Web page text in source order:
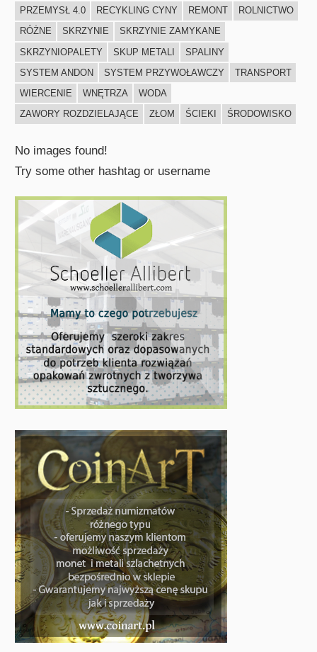
PRZEMYSŁ 4.0
RECYKLING CYNY REMONT
ROLNICTWO
RÓŻNE
SKRZYNIE
SKRZYNIE ZAMYKANE
SKRZYNIOPALETY
SKUP METALI
SPALINY
SYSTEM ANDON
SYSTEM PRZYWOŁAWCZY
TRANSPORT
WIERCENIE
WNĘTRZA
WODA
ZAWORY ROZDZIELAJĄCE
ZŁOM ŚCIEKI ŚRODOWISKO
No images found!
Try some other hashtag or username